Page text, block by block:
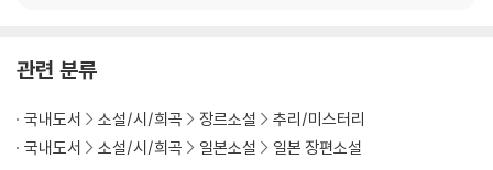
관련 분류
국내도서 소설/시/희곡 장르소설
추리/미스터리
국내도서
소설/시/희곡 일본소설 일본 장편소설